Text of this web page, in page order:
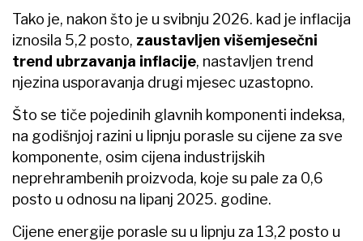
Tako je, nakon što je u svibnju 2026. kad je inflacija
iznosila 5,2 posto, zaustavljen višemjesečni
trend ubrzavanja inflacije, nastavljen trend
njezina usporavanja drugi mjesec uzastopno.
Što se tiče pojedinih glavnih komponenti indeksa,
na godišnjoj razini u lipnju porasle su cijene za sve
komponente, osim cijena industrijskih
neprehrambenih proizvoda, koje su pale za 0,6
posto u odnosu na lipanj 2025. godine.
Cijene energije porasle su u lipnju za 13,2 posto u